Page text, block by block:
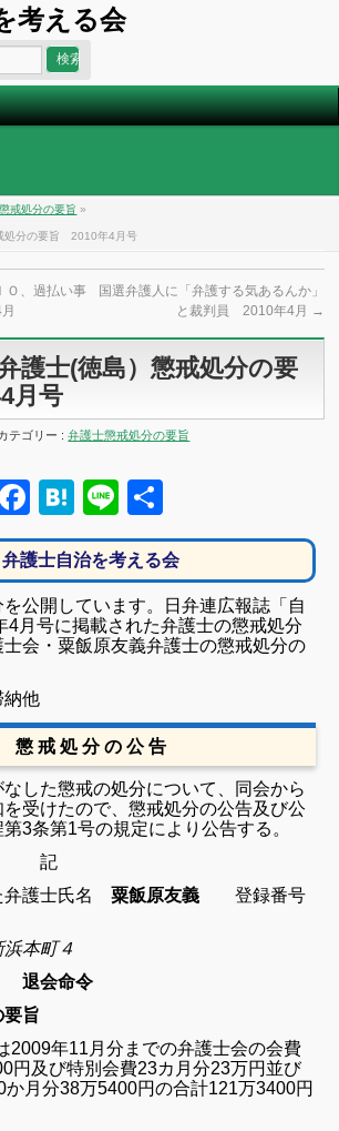
考える会
戒処分の要旨 »
処分の要旨 2010年4月号
Ｏ、過払い事
国選弁護人に「弁護する気あるんか」
と裁判員 2010年4月 →
護士(徳島）懲戒処分の要
月号
テゴリー :弁護士懲戒処分の要旨
TwitterFacebook
Hatena
Line
有
弁護士自治を考える会
公開しています。日弁連広報誌「自
4月号に掲載された弁護士の懲戒処分
会・粟飯原友義弁護士の懲戒処分の
納他
懲 戒 処 分 の 公 告
した懲戒の処分について、同会から
を受けたので、懲戒処分の公告及び公
3条第1号の規定により公告する。
護士氏名 粟飯原友義登録番号
本町４
退会命令
要旨
2009年11月分までの弁護士会の会費
円 及び特別会費23カ月分23万円並び
か月分38万5400円の合計121万3400円